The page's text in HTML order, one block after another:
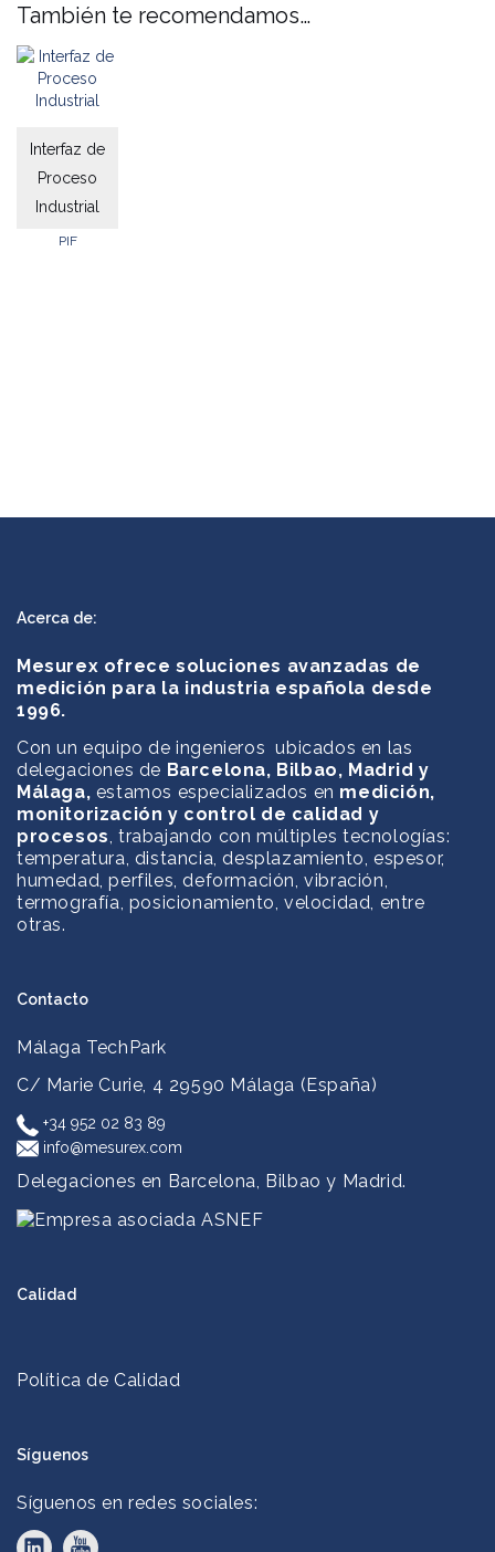
También te recomendamos…
Interfaz de
Proceso
Industrial
PIF
Acerca de:
Mesurex ofrece soluciones avanzadas de
medición para la industria española desde
1996.
Con un equipo de ingenieros ubicados en las
delegaciones de Barcelona, Bilbao, Madrid y
Málaga, estamos especializados en medición,
monitorización y control de calidad y
procesos, trabajando con múltiples tecnologías:
temperatura, distancia, desplazamiento, espesor,
humedad, perfiles, deformación, vibración,
termografía, posicionamiento, velocidad, entre
otras.
Contacto
Málaga TechPark
C/ Marie Curie, 4 29590 Málaga (España)
+34 952 02 83 89
info@mesurex.com
Delegaciones en Barcelona, Bilbao y Madrid.
Calidad
Política de Calidad
Síguenos
Síguenos en redes sociales: